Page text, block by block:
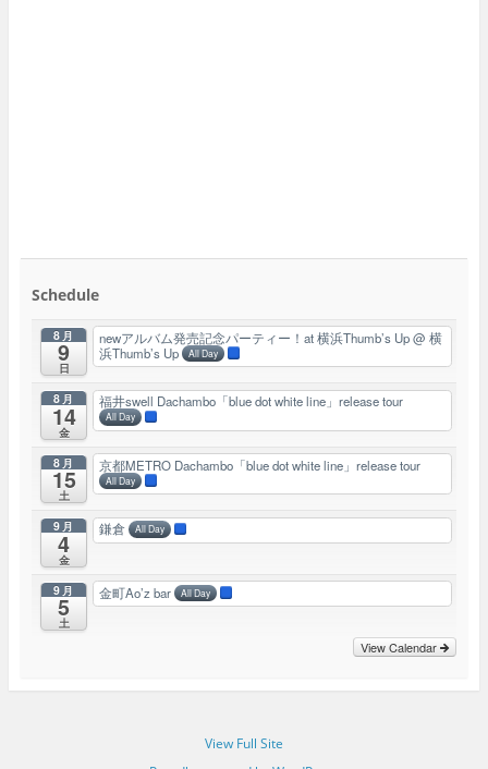
Schedule
8月
9
日
newアルバム発売記念パーティー！at 横浜Thumb’s Up@ 横
浜Thumb’s Up
All Day
8月
14
金
福井swell Dachambo「blue dot white line」release tour
All Day
8月
15
土
京都METRO Dachambo「blue dot white line」release tour
All Day
9月
4
金
鎌倉 All Day
9月
5
土
金町Ao’z bar All Day
View Calendar
View Full Site